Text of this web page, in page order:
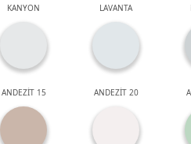
KANYON LAVANTA
ANDEZİT 15 ANDEZİT 20